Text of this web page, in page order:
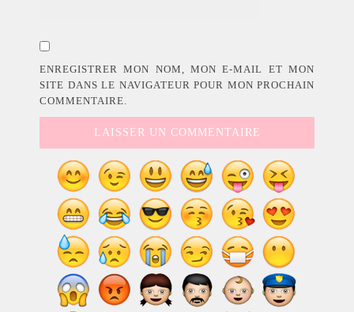
ENREGISTRER MON NOM, MON E-MAIL ET MON
SITE DANS LE NAVIGATEUR POUR MON PROCHAIN
COMMENTAIRE.